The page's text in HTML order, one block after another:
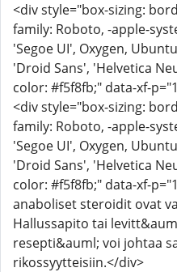
<div style="box-sizing:
family: Roboto, -apple-
'Segoe UI', Oxygen,
'Droid Sans', 'Helvetica
color: #f5f8fb;" data-xf-
<div style="box-sizing:
family: Roboto, -apple-
'Segoe UI', Oxygen,
'Droid Sans', 'Helvetica
color: #f5f8fb;" data-xf-
anaboliset steroidit ovat
Hallussapito tai
resepti&auml; voi johtaa
rikossyytteisiin.</div>